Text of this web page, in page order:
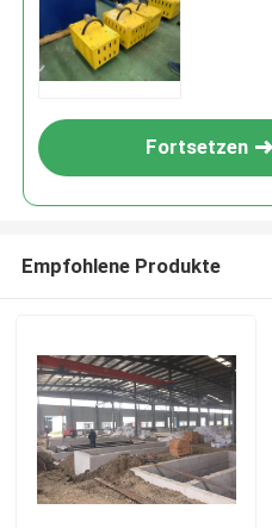
Fortsetzen
Empfohlene Produkte